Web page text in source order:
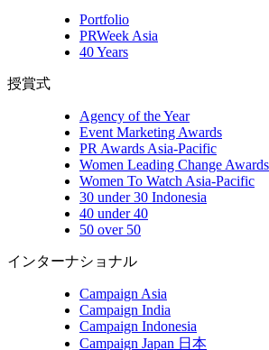
Portfolio
PRWeek Asia
40 Years
授賞式
Agency of the Year
Event Marketing Awards
PR Awards Asia-Pacific
Women Leading Change Awards
Women To Watch Asia-Pacific
30 under 30 Indonesia
40 under 40
50 over 50
インターナショナル
Campaign Asia
Campaign India
Campaign Indonesia
Campaign Japan 日本